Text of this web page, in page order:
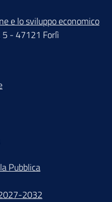
e lo sviluppo economico
5 - 47121 Forlì
Pubblica
2032